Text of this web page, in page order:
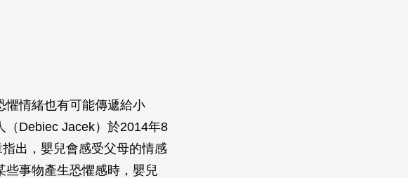
懼情緒也有可能傳遞給小
（Debiec Jacek）於2014年8
出，嬰兒會感受父母的情感
些事物產生恐懼感時，嬰兒